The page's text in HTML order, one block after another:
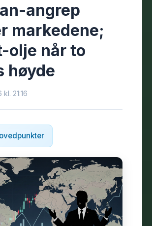
angrep
markedene;
olje når to
høyde
21:16